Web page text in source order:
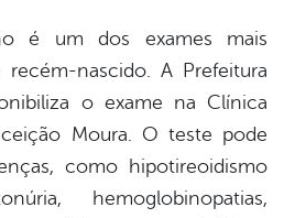
é um dos exames mais
nascido. A Prefeitura
o exame na Clínica
Moura. O teste pode
como hipotireoidismo
hemoglobinopatias,